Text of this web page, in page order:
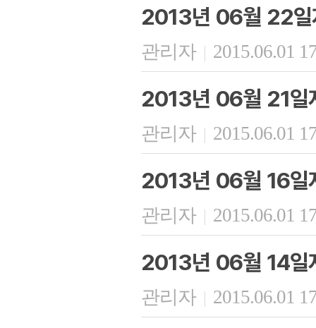
2013년 06월 22일
관리자 | 2015.06.01
2013년 06월 21일
관리자 | 2015.06.01
2013년 06월 16일
관리자 | 2015.06.01
2013년 06월 14일
관리자 | 2015.06.01